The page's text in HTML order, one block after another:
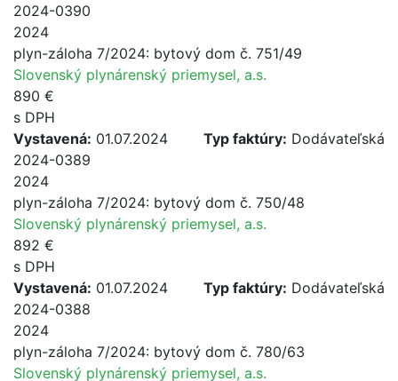
2024-0390
2024
plyn-záloha 7/2024: bytový dom č. 751/49
Slovenský plynárenský priemysel, a.s.
890 €
s DPH
Vystavená: 01.07.2024 Typ faktúry: Dodávateľská
2024-0389
2024
plyn-záloha 7/2024: bytový dom č. 750/48
Slovenský plynárenský priemysel, a.s.
892 €
s DPH
Vystavená: 01.07.2024 Typ faktúry: Dodávateľská
2024-0388
2024
plyn-záloha 7/2024: bytový dom č. 780/63
Slovenský plynárenský priemysel, a.s.